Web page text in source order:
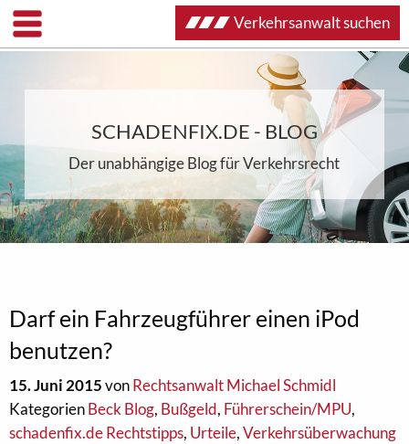
SCHADENFIX.DE - BLOG
Der unabhängige Blog für Verkehrsrecht
Darf ein Fahrzeugführer einen iPod
benutzen?
15. Juni 2015vonRechtsanwalt Michael Schmidl
KategorienBeck Blog, Bußgeld, Führerschein/MPU,
schadenfix.de Rechtstipps, Urteile,Verkehrsüberwachung
Verkehrsanwalt suchen